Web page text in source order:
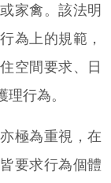
家禽。該法明
為上的規範，
空間要求、日
行為。
極為重視，在
要求行為個體